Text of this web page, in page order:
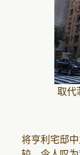
取代
将亨利宅邸